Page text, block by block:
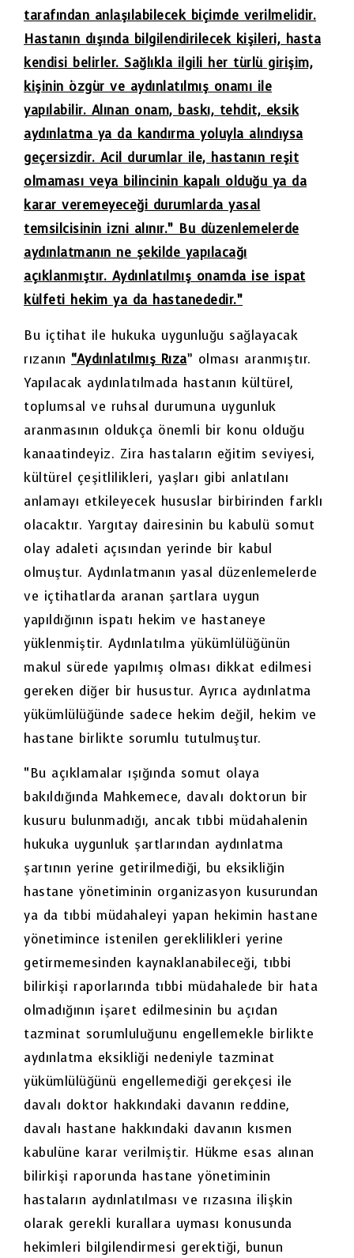
tarafından anlaşılabilecek biçimde verilmelidir.
Hastanın dışında bilgilendirilecek kişileri, hasta
kendisi belirler. Sağlıkla ilgili her türlü girişim,
kişinin özgür ve aydınlatılmış onamı ile
yapılabilir. Alınan onam, baskı, tehdit, eksik
aydınlatma ya da kandırma yoluyla alındıysa
geçersizdir. Acil durumlar ile, hastanın reşit
olmaması veya bilincinin kapalı olduğu ya da
karar veremeyeceği durumlarda yasal
temsilcisinin izni alınır.” Bu düzenlemelerde
aydınlatmanın ne şekilde yapılacağı
açıklanmıştır. Aydınlatılmış onamda ise ispat
külfeti hekim ya da hastanededir.”
Bu içtihat ile hukuka uygunluğu sağlayacak
rızanın “Aydınlatılmış Rıza” olması aranmıştır.
Yapılacak aydınlatılmada hastanın kültürel,
toplumsal ve ruhsal durumuna uygunluk
aranmasının oldukça önemli bir konu olduğu
kanaatindeyiz. Zira hastaların eğitim seviyesi,
kültürel çeşitlilikleri, yaşları gibi anlatılanı
anlamayı etkileyecek hususlar birbirinden farklı
olacaktır. Yargıtay dairesinin bu kabulü somut
olay adaleti açısından yerinde bir kabul
olmuştur. Aydınlatmanın yasal düzenlemelerde
ve içtihatlarda aranan şartlara uygun
yapıldığının ispatı hekim ve hastaneye
yüklenmiştir. Aydınlatılma yükümlülüğünün
makul sürede yapılmış olması dikkat edilmesi
gereken diğer bir husustur. Ayrıca aydınlatma
yükümlülüğünde sadece hekim değil, hekim ve
hastane birlikte sorumlu tutulmuştur.
“Bu açıklamalar ışığında somut olaya
bakıldığında Mahkemece, davalı doktorun bir
kusuru bulunmadığı, ancak tıbbi müdahalenin
hukuka uygunluk şartlarından aydınlatma
şartının yerine getirilmediği, bu eksikliğin
hastane yönetiminin organizasyon kusurundan
ya da tıbbi müdahaleyi yapan hekimin hastane
yönetimince istenilen gereklilikleri yerine
getirmemesinden kaynaklanabileceği, tıbbi
bilirkişi raporlarında tıbbi müdahalede bir hata
olmadığının işaret edilmesinin bu açıdan
tazminat sorumluluğunu engellemekle birlikte
aydınlatma eksikliği nedeniyle tazminat
yükümlülüğünü engellemediği gerekçesi ile
davalı doktor hakkındaki davanın reddine,
davalı hastane hakkındaki davanın kısmen
kabulüne karar verilmiştir. Hükme esas alınan
bilirkişi raporunda hastane yönetiminin
hastaların aydınlatılması ve rızasına ilişkin
olarak gerekli kurallara uyması konusunda
hekimleri bilgilendirmesi gerektiği, bunun